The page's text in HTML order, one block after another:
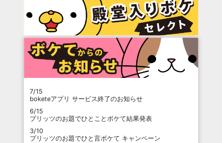
7/15
boketeアプリ サービス終了のお知らせ
6/15
プリッツのお題でひとことボケて結果発表
3/10
プリッツのお題でひと言ボケて キャンペーン